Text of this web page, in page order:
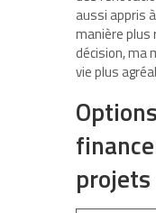
aussi appris
manière plus
décision, ma
vie plus